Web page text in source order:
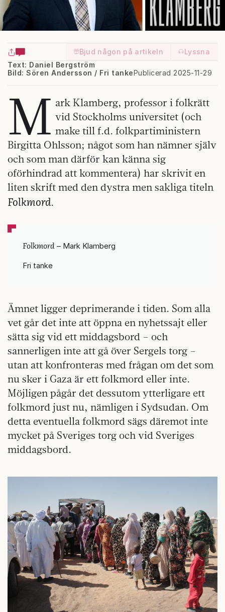
Bjud någon på artikeln
Lyssna
Text: Daniel Bergström
Publicerad 2025-11-29
Bild: Sören Andersson / Fri tanke
M ark Klamberg, professor i folkrätt
vid Stockholms universitet (och
make till f.d. folkpartiministern
Birgitta Ohlsson; något som han nämner själv
och som man därför kan känna sig
oförhindrad att kommentera) har skrivit en
liten skrift med den dystra men sakliga titeln
Folkmord.
Folkmord – Mark Klamberg
Fri tanke
Ämnet ligger deprimerande i tiden. Som alla
vet går det inte att öppna en nyhetssajt eller
sätta sig vid ett middagsbord – och
sannerligen inte att gå över Sergels torg –
utan att konfronteras med frågan om det som
nu sker i Gaza är ett folkmord eller inte.
Möjligen pågår det dessutom ytterligare ett
folkmord just nu, nämligen i Sydsudan. Om
detta eventuella folkmord sägs däremot inte
mycket på Sveriges torg och vid Sveriges
middagsbord.